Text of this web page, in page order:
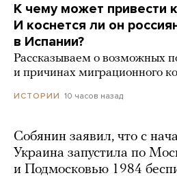
К чему может привести
И коснется ли он
в Испании?
Рассказываем о возможных
и причинах миграционного
ИСТОРИИ 10 часов назад
Собянин заявил, что с
Украина запустила по
и Подмосковью 1984